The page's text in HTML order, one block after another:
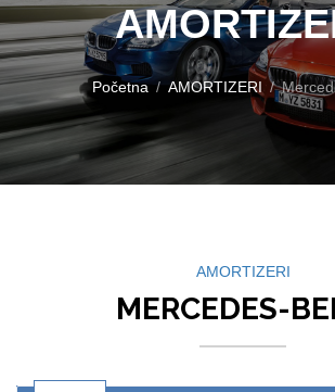
Početna AMORTIZERI
AMORTIZERI
MERCEDES-